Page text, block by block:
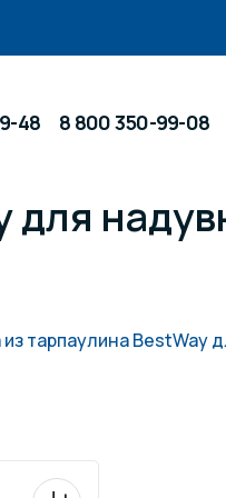
48 8 800 350-99-08
для
тарпаулина BestWay